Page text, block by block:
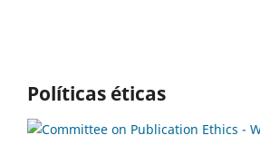
Políticas éticas